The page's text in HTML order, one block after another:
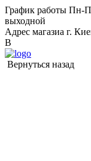
График работы Пн-
выходной
Адрес магазиа г.
В
Вернуться назад